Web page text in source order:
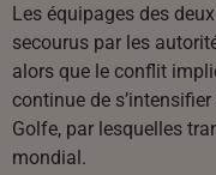
Les équipages des
secourus par les
alors que le conflit
continue de
Golfe, par lesquelles
mondial.